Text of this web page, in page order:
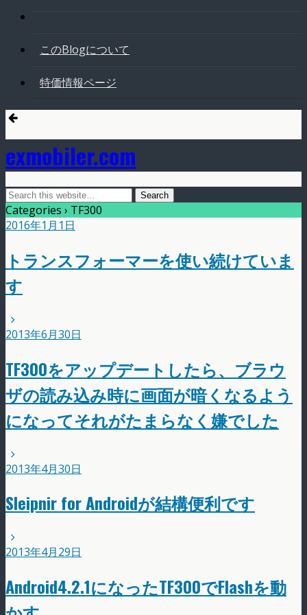
このBlogについて
特価情報ページ
exmobiler.com
Categories › TF300
2016年1月1日
トランスフォーマーを使い続けていま
す
2013年6月30日
TF300をアップデートしたら、ブラウ
ザの読み込み時に画面が暗くなるよう
になってそれがたまらなく嫌でした
2013年4月30日
Sleipnir for Androidが結構便利です
2013年4月29日
Android4.2.1になったTF300でFlashを動